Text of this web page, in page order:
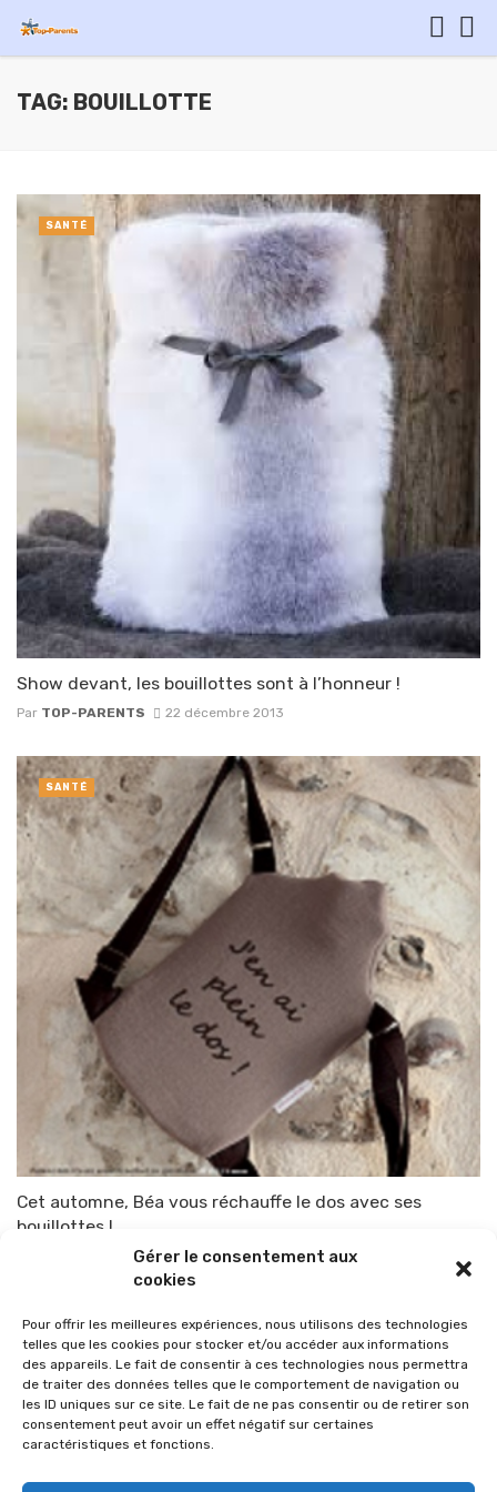
Gérer le consentement aux
cookies
Pour offrir les meilleures expériences, nous utilisons des technologies
telles que les cookies pour stocker et/ou accéder aux informations
des appareils. Le fait de consentir à ces technologies nous permettra
de traiter des données telles que le comportement de navigation ou
les ID uniques sur ce site. Le fait de ne pas consentir ou de retirer son
consentement peut avoir un effet négatif sur certaines
caractéristiques et fonctions.
TAG: BOUILLOTTE
Show devant, les bouillottes sont à l’honneur !
Par TOP-PARENTS 22 décembre 2013
SANTÉ
Cet automne, Béa vous réchauffe le dos avec ses
bouillottes !
TOP-PARENTS 18 septembre 2013
SANTÉ